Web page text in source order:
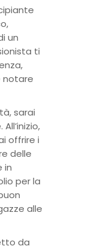
un
ti
notare
sarai
offrire i
delle
in
per la
alle
da